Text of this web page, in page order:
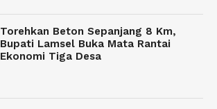
Torehkan Beton Sepanjang 8 Km,
Bupati Lamsel Buka Mata Rantai
Ekonomi Tiga Desa